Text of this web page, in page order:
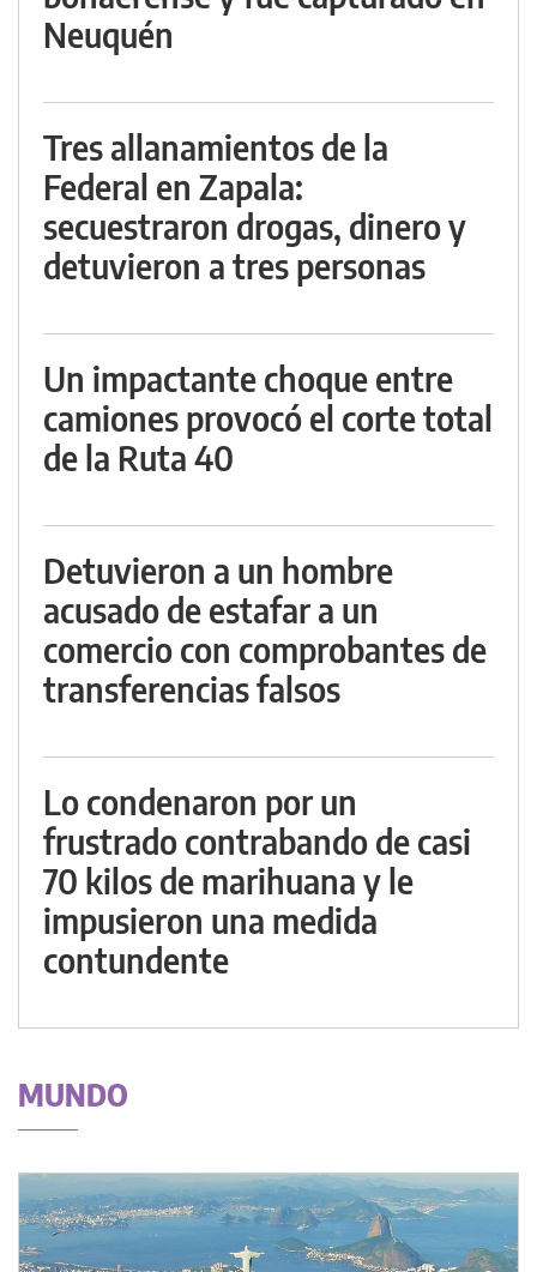
Neuquén
Tres allanamientos de la
Federal en Zapala:
secuestraron drogas, dinero y
detuvieron a tres personas
Un impactante choque entre
camiones provocó el corte total
de la Ruta 40
Detuvieron a un hombre
acusado de estafar a un
comercio con comprobantes de
transferencias falsos
Lo condenaron por un
frustrado contrabando de casi
70 kilos de marihuana y le
impusieron una medida
contundente
MUNDO